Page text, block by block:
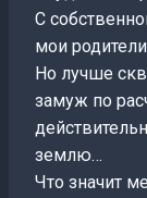
С
мои
Но лучше
замуж по
землю…
Что значит